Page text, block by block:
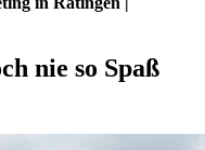
nie so Spaß